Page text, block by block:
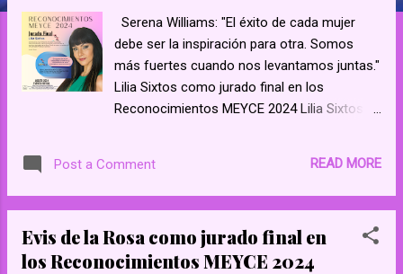
Serena Williams: "El éxito de cada mujer
debe ser la inspiración para otra. Somos
más fuertes cuando nos levantamos juntas."
Lilia Sixtos como jurado final en los
Reconocimientos MEYCE 2024 Lilia Sixtos
coach de vida. Es escritora best seller de los
libros El arte de criar a un artista y El arte de
Eleanor Roosevelt: "Nadie te puede hacer
sentir inferior sin tu consentimiento."
Post a Comment READ MORE
Evis de la Rosa como jurado final en
los Reconocimientos MEYCE 2024